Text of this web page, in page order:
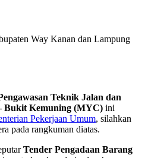
Way Kanan dan Lampung
Teknik Jalan dan
Bukit Kemuning (MYC) ini
Pekerjaan Umum, silahkan
pada rangkuman diatas.
Tender Pengadaan Barang